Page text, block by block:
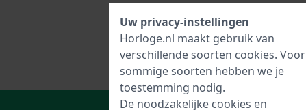
Uw privacy-instellingen
Horloge.nl maakt gebruik van
verschillende soorten cookies. Voor
sommige soorten hebben we je
toestemming nodig.
De noodzakelijke cookies en